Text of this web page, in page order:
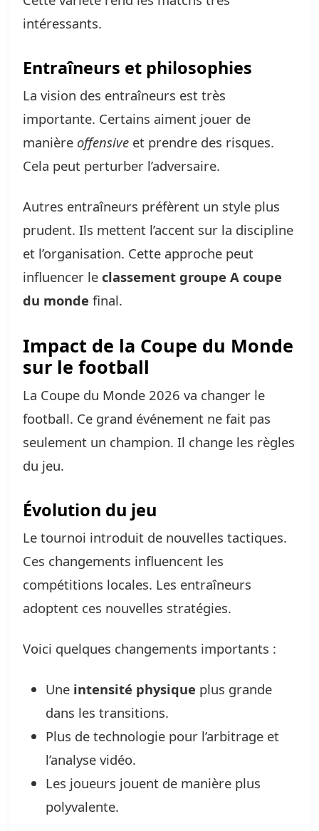
intéressants.
Entraîneurs et philosophies
La vision des entraîneurs est très
importante. Certains aiment jouer de
manière offensive et prendre des risques.
Cela peut perturber l’adversaire.
Autres entraîneurs préfèrent un style plus
prudent. Ils mettent l’accent sur la discipline
et l’organisation. Cette approche peut
influencer le classement groupe A coupe
du monde final.
Impact de la Coupe du Monde
sur le football
La Coupe du Monde 2026 va changer le
football. Ce grand événement ne fait pas
seulement un champion. Il change les règles
du jeu.
Évolution du jeu
Le tournoi introduit de nouvelles tactiques.
Ces changements influencent les
compétitions locales. Les entraîneurs
adoptent ces nouvelles stratégies.
Voici quelques changements importants :
Une intensité physique plus grande
dans les transitions.
Plus de technologie pour l’arbitrage et
l’analyse vidéo.
Les joueurs jouent de manière plus
polyvalente.